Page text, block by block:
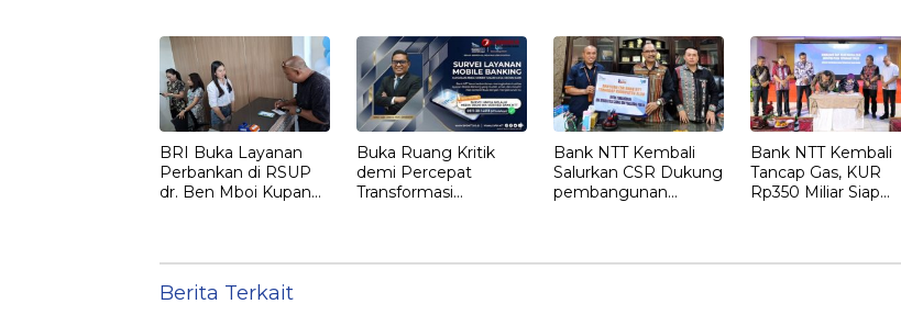
Pemegang Saham
Kesehatan
Masyarakat
BRI Buka Layanan
Perbankan di RSUP
dr. Ben Mboi Kupang,
Buka Ruang Kritik
demi Percepat
Transformasi
Bank NTT Kembali
Salurkan CSR Dukung
pembangunan
Bank NTT Kembali
Tancap Gas, KUR
Rp350 Miliar Siap
Berita Terkait